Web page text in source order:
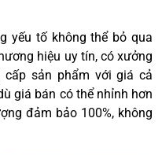
yếu tố không thể bỏ qua
hiệu uy tín, có xưởng
sản phẩm với giá cả
giá bán có thể nhỉnh hơn
đảm bảo 100%, không